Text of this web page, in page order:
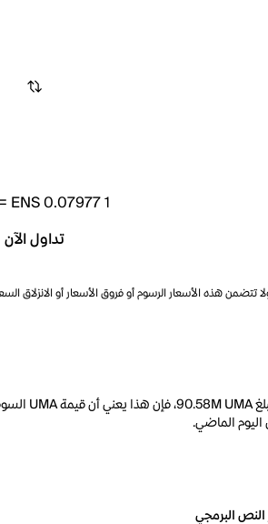
1
ENS 0.07977
تداول الآن
هذه الأسعار الرسوم أو فروق الأسعار أو الانزلاق
البرمجي